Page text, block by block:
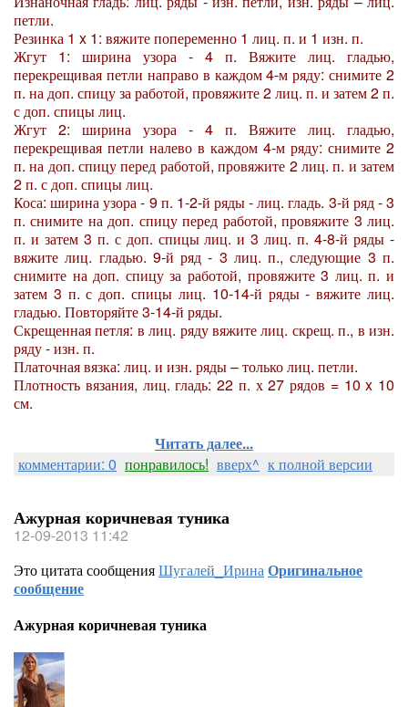
петли.
Резинка 1 x 1: вяжите попеременно 1 лиц. п. и 1 изн. п.
Жгут 1: ширина узора - 4 п. Вяжите лиц. гладью,
перекрещивая петли направо в каждом 4-м ряду: снимите 2
п. на доп. спицу за работой, провяжите 2 лиц. п. и затем 2 п.
с доп. спицы лиц.
Жгут 2: ширина узора - 4 п. Вяжите лиц. гладью,
перекрещивая петли налево в каждом 4-м ряду: снимите 2
п. на доп. спицу перед работой, провяжите 2 лиц. п. и затем
2 п. с доп. спицы лиц.
Коса: ширина узора - 9 п. 1-2-й ряды - лиц. гладь. 3-й ряд - 3
п. снимите на доп. спицу перед работой, провяжите 3 лиц.
п. и затем 3 п. с доп. спицы лиц. и 3 лиц. п. 4-8-й ряды -
вяжите лиц. гладью. 9-й ряд - 3 лиц. п., следующие 3 п.
снимите на доп. спицу за работой, провяжите 3 лиц. п. и
затем 3 п. с доп. спицы лиц. 10-14-й ряды - вяжите лиц.
гладью. Повторяйте 3-14-й ряды.
Скрещенная петля: в лиц. ряду вяжите лиц. скрещ. п., в изн.
ряду - изн. п.
Платочная вязка: лиц. и изн. ряды – только лиц. петли.
Плотность вязания, лиц. гладь: 22 п. х 27 рядов = 10 x 10
см.
Читать далее...
комментарии: 0 понравилось! вверх^ к полной версии
Ажурная коричневая туника
12-09-2013 11:42
Это цитата сообщенияШугалей_ИринаОригинальное
сообщение
Ажурная коричневая туника